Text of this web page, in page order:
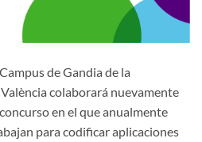
de Gandia de la
colaborará nuevamente
en el que anualmente
para codificar aplicaciones